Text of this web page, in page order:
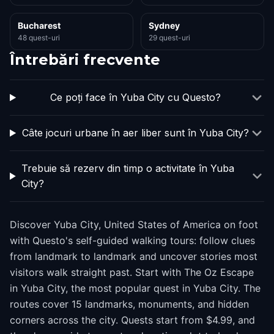
Bucharest
48 quest-uri
Sydney
29 quest-uri
Întrebări frecvente
Ce poți face în Yuba City cu Questo?
Câte jocuri urbane în aer liber sunt în Yuba City?
Trebuie să rezerv din timp o activitate în Yuba
City?
Discover Yuba City, United States of America on foot
with Questo's self-guided walking tours: follow clues
from landmark to landmark and uncover stories most
visitors walk straight past. Start with The Oz Escape
in Yuba City, the most popular quest in Yuba City. The
routes cover 15 landmarks, monuments, and hidden
corners across the city. Quests start from $4.99, and